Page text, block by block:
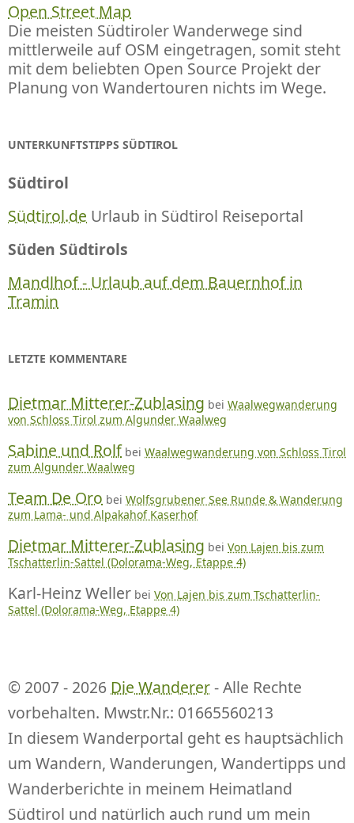
Open Street Map
Die meisten Südtiroler Wanderwege sind
mittlerweile auf OSM eingetragen, somit steht
mit dem beliebten Open Source Projekt der
Planung von Wandertouren nichts im Wege.
UNTERKUNFTSTIPPS SÜDTIROL
Südtirol
Südtirol.de Urlaub in Südtirol Reiseportal
Süden Südtirols
Mandlhof - Urlaub auf dem Bauernhof in
Tramin
LETZTE KOMMENTARE
Dietmar Mitterer-Zublasing bei Waalwegwanderung
von Schloss Tirol zum Algunder Waalweg
Sabine und Rolf bei Waalwegwanderung von Schloss Tirol
zum Algunder Waalweg
Team De Oro bei Wolfsgrubener See Runde & Wanderung
zum Lama- und Alpakahof Kaserhof
Dietmar Mitterer-Zublasing bei Von Lajen bis zum
Tschatterlin-Sattel (Dolorama-Weg, Etappe 4)
Karl-Heinz Weller bei Von Lajen bis zum Tschatterlin-
Sattel (Dolorama-Weg, Etappe 4)
© 2007 - 2026 Die Wanderer- Alle Rechte
vorbehalten. Mwstr.Nr.: 01665560213
In diesem Wanderportal geht es hauptsächlich
um Wandern, Wanderungen, Wandertipps und
Wanderberichte in meinem Heimatland
Südtirol und natürlich auch rund um mein